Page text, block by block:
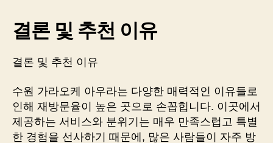
결론 및 추천 이유
결론 및 추천 이유
수원 가라오케 아우라는 다양한 매력적인 이유들로
인해 재방문율이 높은 곳으로 손꼽힙니다. 이곳에서
제공하는 서비스와 분위기는 매우 만족스럽고 특별
한 경험을 선사하기 때문에, 많은 사람들이 자주 방